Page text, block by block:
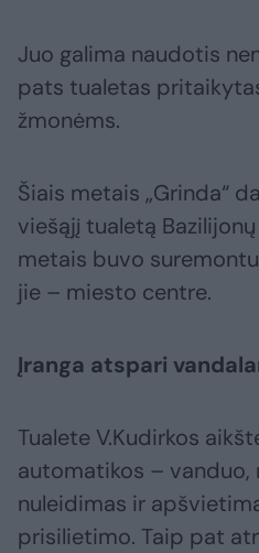
Juo galima naudotis
pats tualetas
žmonėms.
Šiais metais „Grinda“
viešąjį tualetą
metais buvo
jie – miesto centre.
Įranga atspari
Tualete V.Kudirkos
automatikos – vanduo,
nuleidimas ir
prisilietimo. Taip pat